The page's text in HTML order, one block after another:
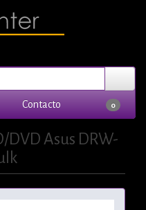
Contacto 0
DVD Asus DRW-